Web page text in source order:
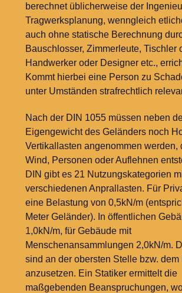
berechnet üblicherweise der
Tragwerksplanung, wenngleich
auch ohne statische Berechnung
Bauschlosser, Zimmerleute, Tischler
Handwerker oder Designer etc.,
Kommt hierbei eine Person zu
unter Umständen strafrechtlich
Nach der DIN 1055 müssen neben
Eigengewicht des Geländers noch
Vertikallasten angenommen werden,
Wind, Personen oder Auflehnen
DIN gibt es 21 Nutzungskategorien
verschiedenen Anprallasten. Für
eine Belastung von 0,5kN/m
Meter Geländer). In öffentlichen
1,0kN/m, für Gebäude mit
Menschenansammlungen 2,0kN/m.
sind an der obersten Stelle bzw. dem
anzusetzen. Ein Statiker ermittelt die
maßgebenden Beanspruchungen,